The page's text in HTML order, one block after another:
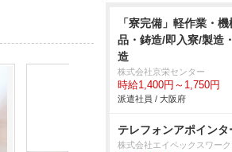
「寮完備」軽作業・
品・鋳造/即入寮/製造
造
株式会社京栄センター
時給1,400円～1,750円
派遣社員 / 大阪府
テレフォンアポインタ
株式会社エイペックスワーク